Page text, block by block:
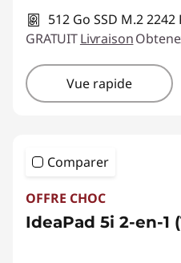
512 Go SSD M.2 2242
GRATUITLivraison
Vue rapide
Comparer
OFFRE CHOC
IdeaPad 5i 2-en-1